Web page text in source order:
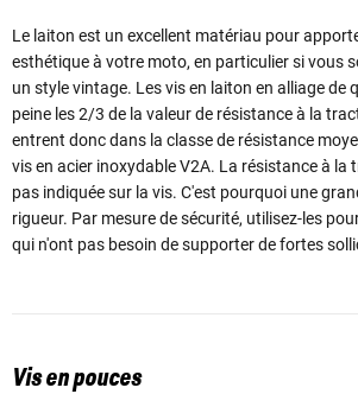
Le laiton est un excellent matériau pour
esthétique à votre moto, en particulier si vous
un style vintage. Les vis en laiton en alliage de
peine les 2/3 de la valeur de résistance à la
entrent donc dans la classe de résistance
vis en acier inoxydable V2A. La résistance à
pas indiquée sur la vis. C'est pourquoi une
rigueur. Par mesure de sécurité, utilisez-les
qui n'ont pas besoin de supporter de fortes
Vis en pouces